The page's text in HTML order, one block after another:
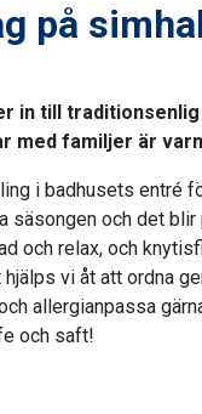
på
in till
med familjer är
i badhusets entré
säsongen och det
och relax, och
vi åt att ordna
allergianpassa
och saft!